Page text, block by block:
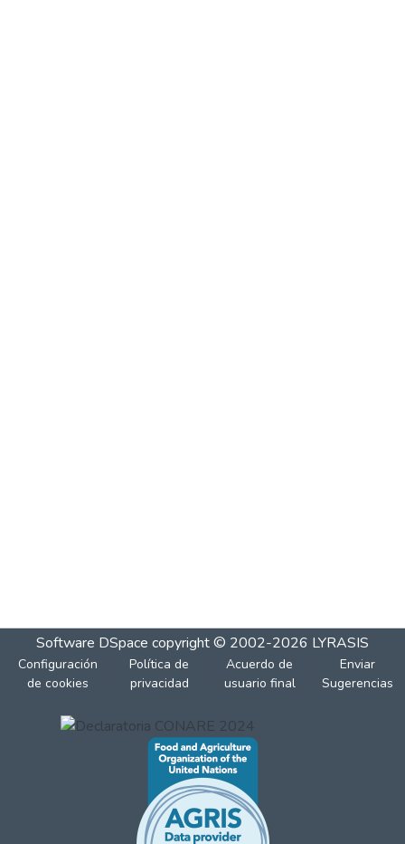
Software DSpace copyright © 2002-2026 LYRASIS
Configuración
de cookies
Política de
privacidad
Acuerdo de
usuario final
Enviar
Sugerencias